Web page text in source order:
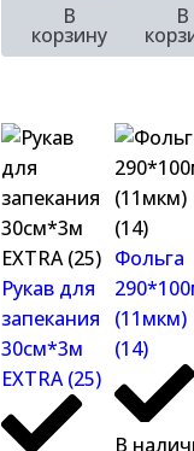
В
корзину
В
Рукав для
запекания
30см*3м
EXTRA (25)
Фольга
(11мкм)
(14)
В